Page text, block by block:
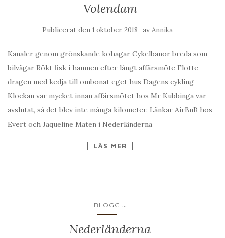
Volendam
Publicerat den 1 oktober, 2018 av Annika
Kanaler genom grönskande kohagar Cykelbanor breda som
bilvägar Rökt fisk i hamnen efter långt affärsmöte Flotte
dragen med kedja till ombonat eget hus Dagens cykling
Klockan var mycket innan affärsmötet hos Mr Kubbinga var
avslutat, så det blev inte många kilometer. Länkar AirBnB hos
Evert och Jaqueline Maten i Nederländerna
LÄS MER
BLOGG ...
Nederländerna